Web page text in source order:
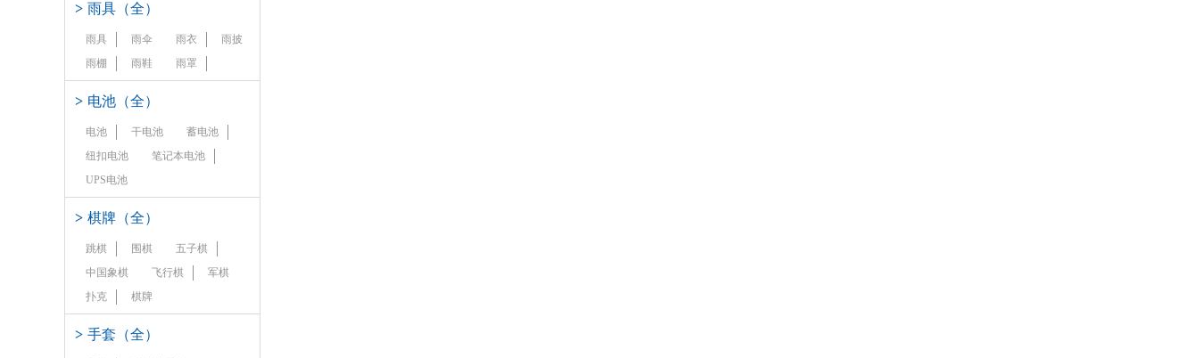
> 雨具（全）
雨具 雨伞 雨衣
雨披
雨棚
雨鞋 雨罩
> 电池（全）
电池 干电池
蓄电池
纽扣电池
笔记本电池
UPS电池
> 棋牌（全）
跳棋 围棋
五子棋
中国象棋
飞行棋
军棋
扑克
棋牌
> 手套（全）